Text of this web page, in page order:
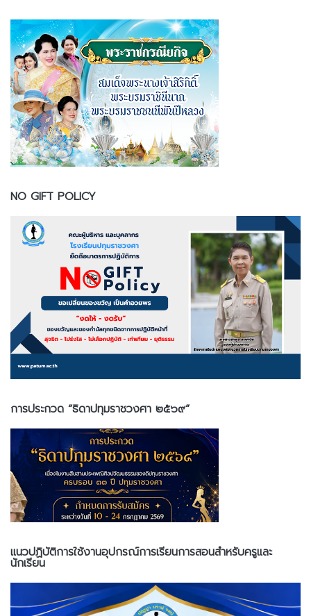
NO GIFT POLICY
การประกวด “ธิดาปทุมราชวงศา ๒๕๖๙”
แนวปฏิบัติการใช้งานอุปกรณ์การเรียนการสอนสำหรับครูและ
นักเรียน